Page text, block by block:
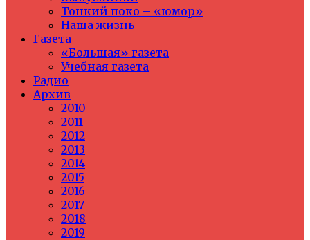
Тонкий поко – «юмор»
Наша жизнь
Газета
«Большая» газета
Учебная газета
Радио
Архив
2010
2011
2012
2013
2014
2015
2016
2017
2018
2019